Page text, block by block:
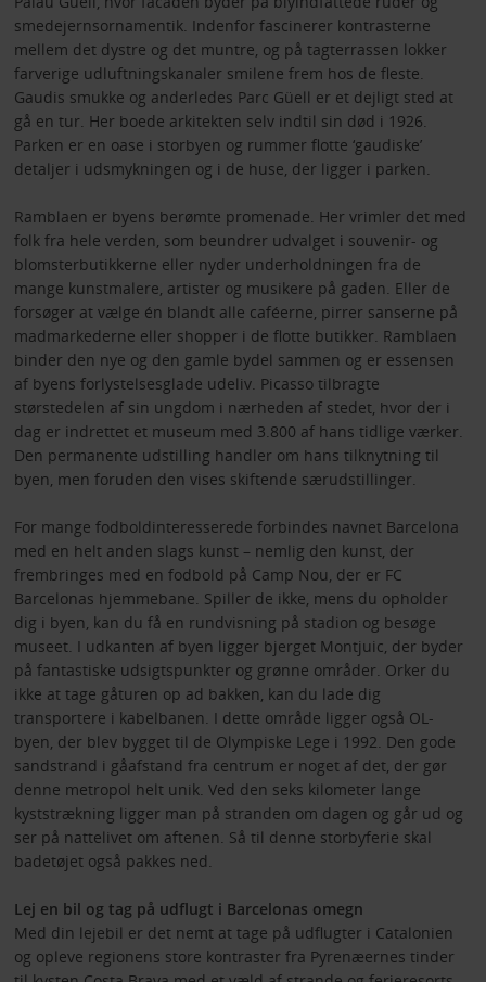
smedejernsornamentik. Indenfor fascinerer kontrasterne
mellem det dystre og det muntre, og på tagterrassen lokker
farverige udluftningskanaler smilene frem hos de fleste.
Gaudis smukke og anderledes Parc Güell er et dejligt sted at
gå en tur. Her boede arkitekten selv indtil sin død i 1926.
Parken er en oase i storbyen og rummer flotte ‘gaudiske’
detaljer i udsmykningen og i de huse, der ligger i parken.
Ramblaen er byens berømte promenade. Her vrimler det med
folk fra hele verden, som beundrer udvalget i souvenir- og
blomsterbutikkerne eller nyder underholdningen fra de
mange kunstmalere, artister og musikere på gaden. Eller de
forsøger at vælge én blandt alle caféerne, pirrer sanserne på
madmarkederne eller shopper i de flotte butikker. Ramblaen
binder den nye og den gamle bydel sammen og er essensen
af byens forlystelsesglade udeliv. Picasso tilbragte
størstedelen af sin ungdom i nærheden af stedet, hvor der i
dag er indrettet et museum med 3.800 af hans tidlige værker.
Den permanente udstilling handler om hans tilknytning til
byen, men foruden den vises skiftende særudstillinger.
For mange fodboldinteresserede forbindes navnet Barcelona
med en helt anden slags kunst – nemlig den kunst, der
frembringes med en fodbold på Camp Nou, der er FC
Barcelonas hjemmebane. Spiller de ikke, mens du opholder
dig i byen, kan du få en rundvisning på stadion og besøge
museet. I udkanten af byen ligger bjerget Montjuic, der byder
på fantastiske udsigtspunkter og grønne områder. Orker du
ikke at tage gåturen op ad bakken, kan du lade dig
transportere i kabelbanen. I dette område ligger også OL-
byen, der blev bygget til de Olympiske Lege i 1992. Den gode
sandstrand i gåafstand fra centrum er noget af det, der gør
denne metropol helt unik. Ved den seks kilometer lange
kyststrækning ligger man på stranden om dagen og går ud og
ser på nattelivet om aftenen. Så til denne storbyferie skal
badetøjet også pakkes ned.
Lej en bil og tag på udflugt i Barcelonas omegn
Med din lejebil er det nemt at tage på udflugter i Catalonien
og opleve regionens store kontraster fra Pyrenæernes tinder